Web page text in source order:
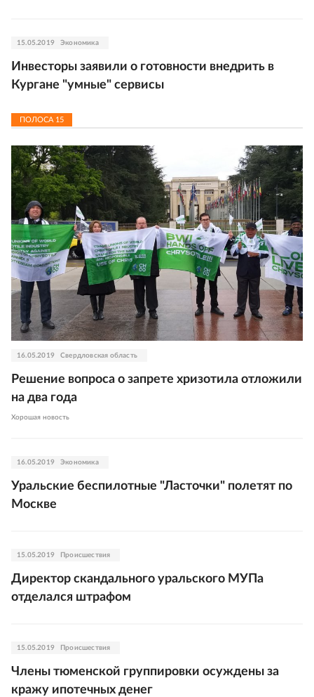
15.05.2019 Экономика
Инвесторы заявили о готовности внедрить в
Кургане "умные" сервисы
ПОЛОСА 15
16.05.2019 Свердловская область
Решение вопроса о запрете хризотила отложили
на два года
Хорошая новость
16.05.2019 Экономика
Уральские беспилотные "Ласточки" полетят по
Москве
15.05.2019 Происшествия
Директор скандального уральского МУПа
отделался штрафом
15.05.2019 Происшествия
Члены тюменской группировки осуждены за
кражу ипотечных денег